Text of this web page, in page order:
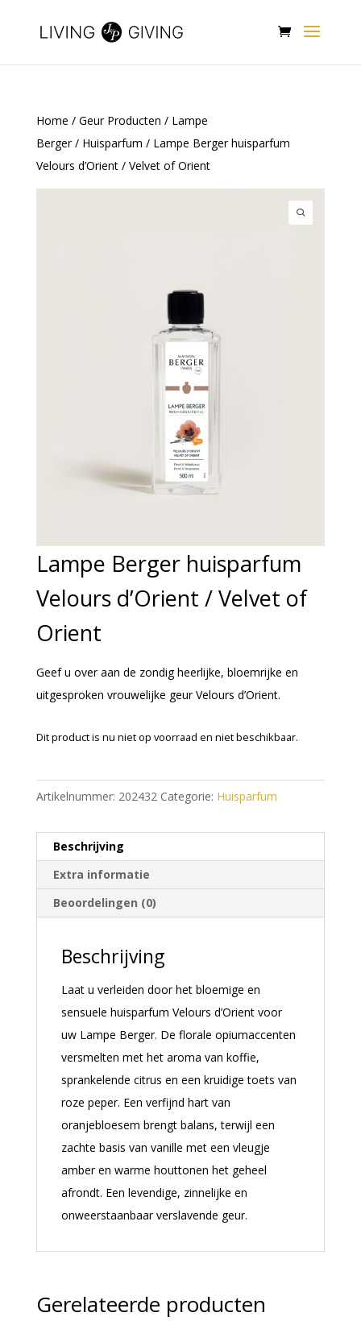
Home / Geur Producten / Lampe
Berger/ Huisparfum / Lampe Berger huisparfum
Velours d’Orient / Velvet of Orient
Lampe Berger huisparfum
Velours d’Orient / Velvet of
Orient
Geef u over aan de zondig heerlijke, bloemrijke en
uitgesproken vrouwelijke geur Velours d’Orient.
Dit product is nu niet op voorraad en niet beschikbaar.
l
t
t
Artikelnummer: 202432 Categorie: Huisparfum
Beschrijving
Extra informatie
Beoordelingen (0)
Beschrijving
Laat u verleiden door het bloemige en
sensuele huisparfum Velours d’Orient voor
uw Lampe Berger. De florale opiumaccenten
versmelten met het aroma van koffie,
sprankelende citrus en een kruidige toets van
roze peper. Een verfijnd hart van
oranjebloesem brengt balans, terwijl een
zachte basis van vanille met een vleugje
amber en warme houttonen het geheel
afrondt. Een levendige, zinnelijke en
onweerstaanbaar verslavende geur.
Gerelateerde producten